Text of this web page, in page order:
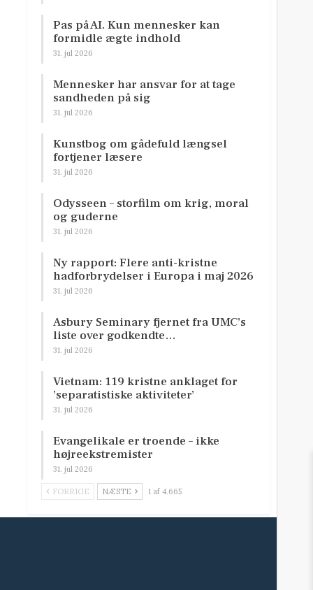
Pas på AI. Kun mennesker kan
formidle ægte indhold
31. jul 2026
Mennesker har ansvar for at tage
sandheden på sig
31. jul 2026
Kunstbog om gådefuld længsel
fortjener læsere
31. jul 2026
Odysseen – storfilm om krig, moral
og guderne
31. jul 2026
Ny rapport: Flere anti-kristne
hadforbrydelser i Europa i maj 2026
31. jul 2026
Asbury Seminary fjernet fra UMC’s
liste over godkendte…
31. jul 2026
Vietnam: 119 kristne anklaget for
’separatistiske aktiviteter’
31. jul 2026
Evangelikale er troende – ikke
højreekstremister
31. jul 2026
FORRIGE NÆSTE 1 af 4.665